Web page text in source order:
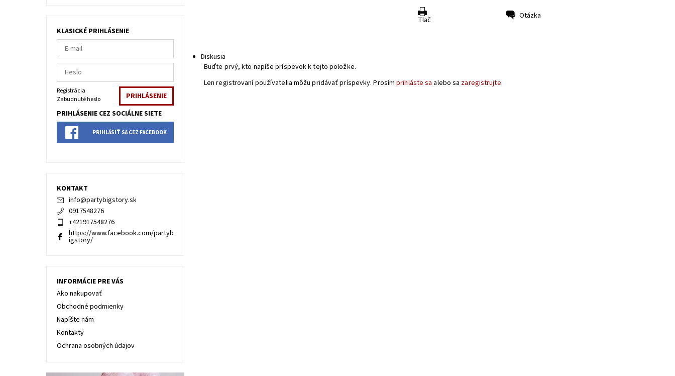
Tlač Otázka
Diskusia
Buďte prvý, kto napíše príspevok k tejto položke.
Len registrovaní používatelia môžu pridávať príspevky. Prosímprihláste sa alebo sa zaregistrujte.
KLASICKÉ PRIHLÁSENIE
Registrácia
Zabudnuté heslo
PRIHLÁSENIE CEZ SOCIÁLNE SIETE
PRIHLÁSIŤ SA CEZ FACEBOOK
KONTAKT
info@partybigstory.sk
0917548276
+421917548276
https://www.facebook.com/partyb
igstory/
INFORMÁCIE PRE VÁS
Ako nakupovať
Obchodné podmienky
Napíšte nám
Kontakty
Ochrana osobných údajov